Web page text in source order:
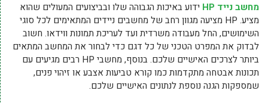
מחשב נייד HP
ידוע באיכות הגבוהה שלו ובביצועים המעולים שהוא
מציע. HP מציעה מגוון רחב של מחשבים ניידים המתאימים לכל סוגי
השימושים, החל מעבודה משרדית ועד לעריכת תמונות ווידאו. חשוב
לבדוק את המפרט הטכני של כל דגם כדי לבחור את המחשב המתאים
ביותר לצרכים האישיים שלכם. בנוסף, מחשבי HP רבים מגיעים עם
תכונות אבטחה מתקדמות כמו קורא טביעות אצבע או זיהוי פנים,
שמספקות הגנה נוספת לנתונים האישיים שלכם.